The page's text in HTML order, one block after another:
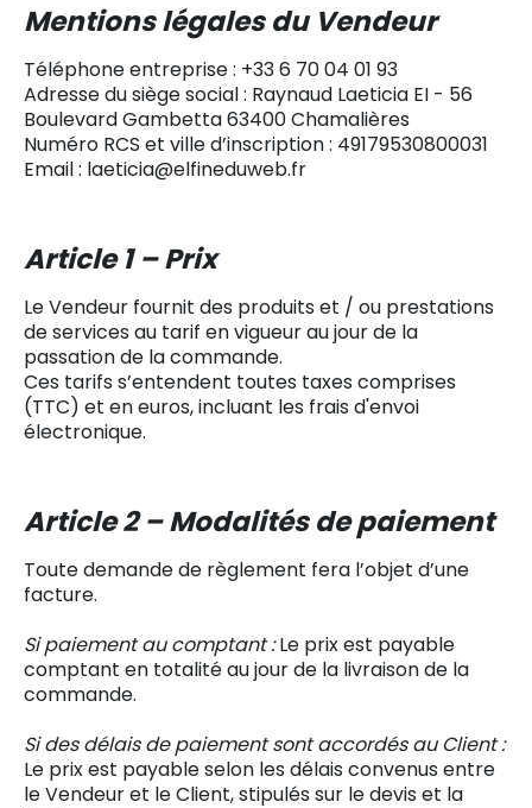
Mentions légales du Vendeur
Téléphone entreprise : +33 6 70 04 01 93
Adresse du siège social : Raynaud Laeticia EI - 56
Boulevard Gambetta 63400 Chamalières
Numéro RCS et ville d’inscription : 49179530800031
Email : laeticia@elfineduweb.fr
Article 1 – Prix
Le Vendeur fournit des produits et / ou prestations
de services au tarif en vigueur au jour de la
passation de la commande.
Ces tarifs s’entendent toutes taxes comprises
(TTC) et en euros, incluant les frais d'envoi
électronique.
Article 2 – Modalités de paiement
Toute demande de règlement fera l’objet d’une
facture.
Si paiement au comptant :Le prix est payable
comptant en totalité au jour de la livraison de la
commande.
Si des délais de paiement sont accordés au Client :
Le prix est payable selon les délais convenus entre
le Vendeur et le Client, stipulés sur le devis et la